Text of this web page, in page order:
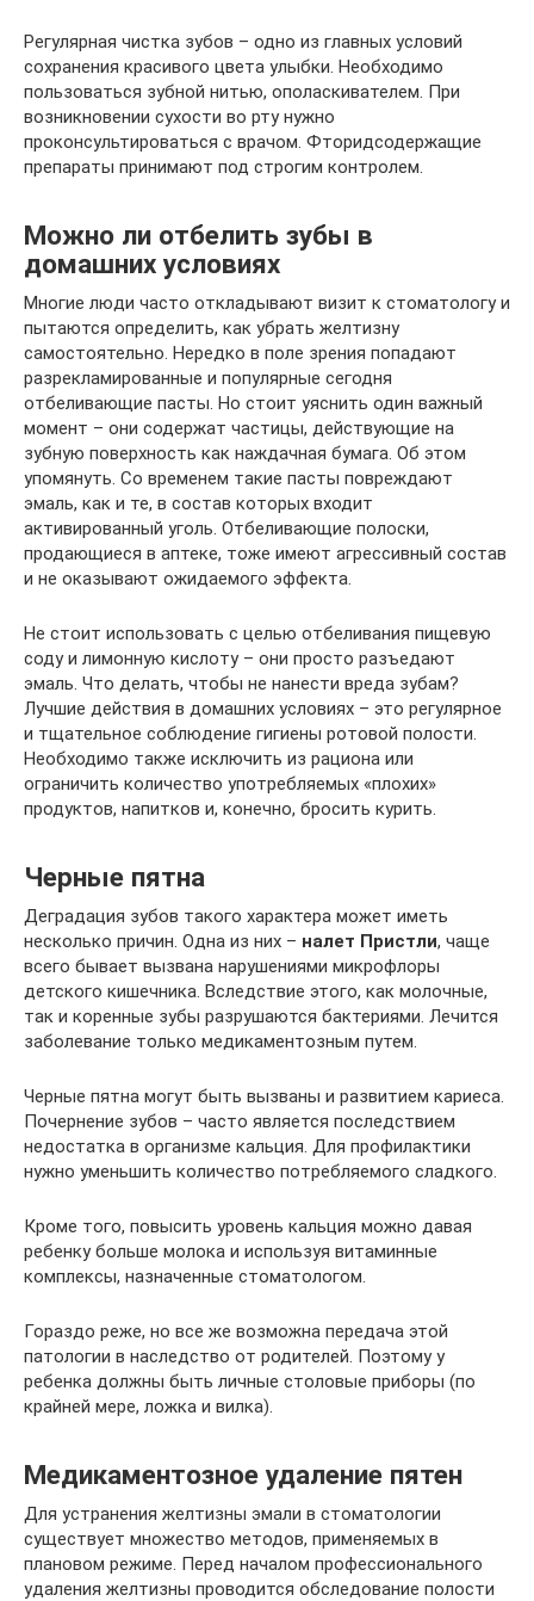
Регулярная чистка зубов – одно из главных условий
сохранения красивого цвета улыбки. Необходимо
пользоваться зубной нитью, ополаскивателем. При
возникновении сухости во рту нужно
проконсультироваться с врачом. Фторидсодержащие
препараты принимают под строгим контролем.
Можно ли отбелить зубы в
домашних условиях
Многие люди часто откладывают визит к стоматологу и
пытаются определить, как убрать желтизну
самостоятельно. Нередко в поле зрения попадают
разрекламированные и популярные сегодня
отбеливающие пасты. Но стоит уяснить один важный
момент – они содержат частицы, действующие на
зубную поверхность как наждачная бумага. Об этом
упомянуть. Со временем такие пасты повреждают
эмаль, как и те, в состав которых входит
активированный уголь. Отбеливающие полоски,
продающиеся в аптеке, тоже имеют агрессивный состав
и не оказывают ожидаемого эффекта.
Не стоит использовать с целью отбеливания пищевую
соду и лимонную кислоту – они просто разъедают
эмаль. Что делать, чтобы не нанести вреда зубам?
Лучшие действия в домашних условиях – это регулярное
и тщательное соблюдение гигиены ротовой полости.
Необходимо также исключить из рациона или
ограничить количество употребляемых «плохих»
продуктов, напитков и, конечно, бросить курить.
Черные пятна
Деградация зубов такого характера может иметь
несколько причин. Одна из них – налет Пристли, чаще
всего бывает вызвана нарушениями микрофлоры
детского кишечника. Вследствие этого, как молочные,
так и коренные зубы разрушаются бактериями. Лечится
заболевание только медикаментозным путем.
Черные пятна могут быть вызваны и развитием кариеса.
Почернение зубов – часто является последствием
недостатка в организме кальция. Для профилактики
нужно уменьшить количество потребляемого сладкого.
Кроме того, повысить уровень кальция можно давая
ребенку больше молока и используя витаминные
комплексы, назначенные стоматологом.
Гораздо реже, но все же возможна передача этой
патологии в наследство от родителей. Поэтому у
ребенка должны быть личные столовые приборы (по
крайней мере, ложка и вилка).
Медикаментозное удаление пятен
Для устранения желтизны эмали в стоматологии
существует множество методов, применяемых в
плановом режиме. Перед началом профессионального
удаления желтизны проводится обследование полости